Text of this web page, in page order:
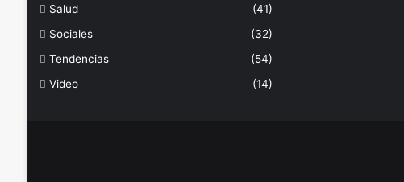
Salud
(41)
Sociales
(32)
Tendencias
(54)
Video
(14)